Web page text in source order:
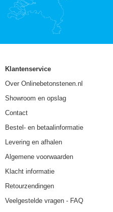
Klantenservice
Over Onlinebetonstenen.nl
Showroom en opslag
Contact
Bestel- en betaalinformatie
Levering en afhalen
Algemene voorwaarden
Klacht informatie
Retourzendingen
Veelgestelde vragen - FAQ